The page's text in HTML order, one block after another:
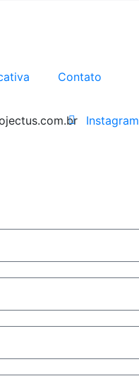
Contato
Instagram